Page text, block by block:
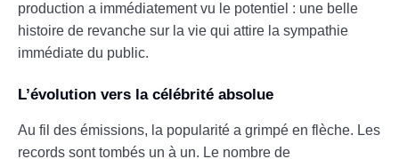
production a immédiatement vu le potentiel : une belle
histoire de revanche sur la vie qui attire la sympathie
immédiate du public.
L’évolution vers la célébrité absolue
Au fil des émissions, la popularité a grimpé en flèche. Les
records sont tombés un à un. Le nombre de